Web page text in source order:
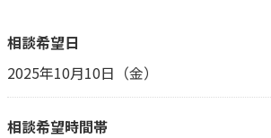
相談希望日
2025年10月10日（金）
相談希望時間帯